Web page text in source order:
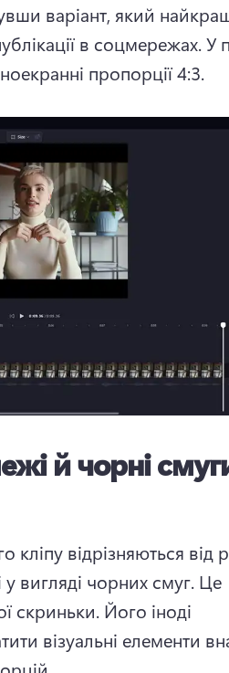
варіант, який
в соцмережах. У
пропорції 4:3.
й чорні
відрізняються від
вигляді чорних смуг. Це
скриньки. Його іноді
візуальні елементи